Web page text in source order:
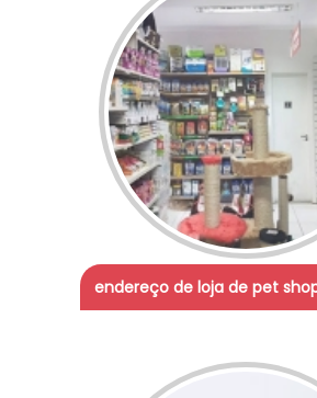
endereço de loja de pet